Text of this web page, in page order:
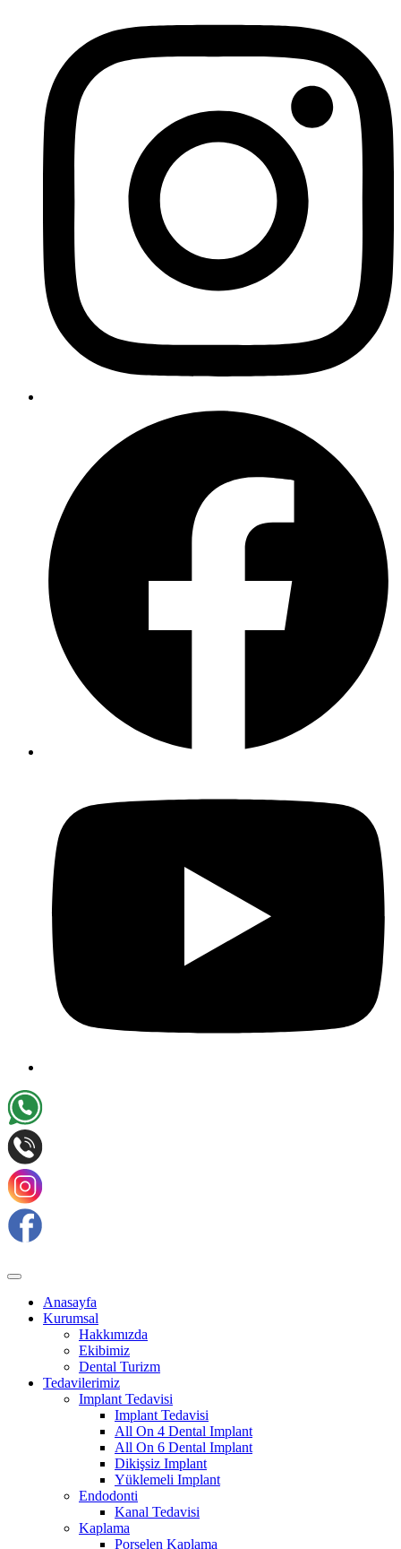
Anasayfa
Kurumsal
Hakkımızda
Ekibimiz
Dental Turizm
Tedavilerimiz
Implant Tedavisi
Implant Tedavisi
All On 4 Dental Implant
All On 6 Dental Implant
Dikişsiz Implant
Yüklemeli Implant
Endodonti
Kanal Tedavisi
Kaplama
Porselen Kaplama